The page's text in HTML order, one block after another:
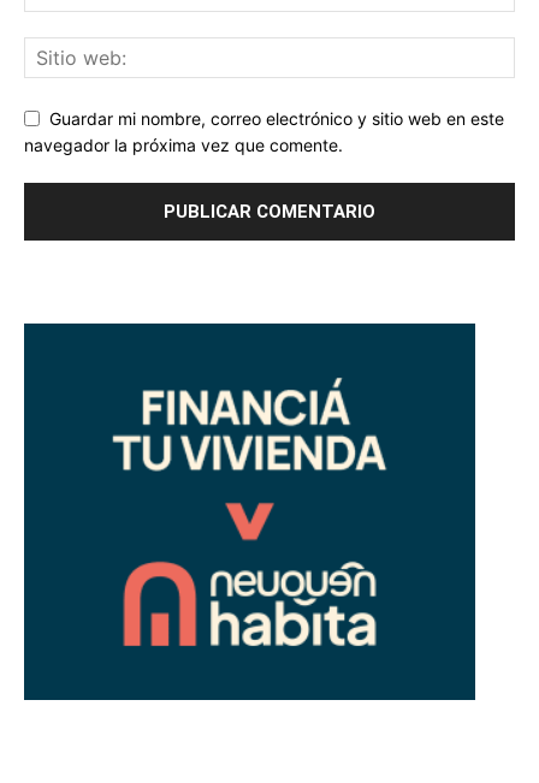
Guardar mi nombre, correo electrónico y sitio web en este
navegador la próxima vez que comente.